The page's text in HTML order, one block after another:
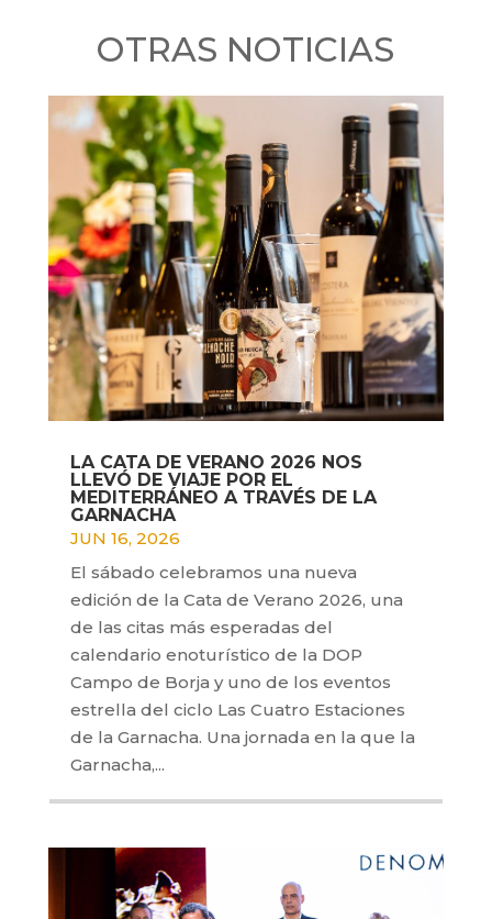
OTRAS NOTICIAS
LA CATA DE VERANO 2026 NOS
LLEVÓ DE VIAJE POR EL
MEDITERRÁNEO A TRAVÉS DE LA
GARNACHA
JUN 16, 2026
El sábado celebramos una nueva
edición de la Cata de Verano 2026, una
de las citas más esperadas del
calendario enoturístico de la DOP
Campo de Borja y uno de los eventos
estrella del ciclo Las Cuatro Estaciones
de la Garnacha. Una jornada en la que la
Garnacha,...